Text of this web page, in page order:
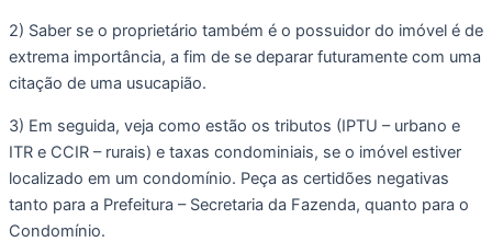
2) Saber se o proprietário também é o possuidor do imóvel é de
extrema importância, a fim de se deparar futuramente com uma
citação de uma usucapião.
3) Em seguida, veja como estão os tributos (IPTU – urbano e
ITR e CCIR – rurais) e taxas condominiais, se o imóvel estiver
localizado em um condomínio. Peça as certidões negativas
tanto para a Prefeitura – Secretaria da Fazenda, quanto para o
Condomínio.